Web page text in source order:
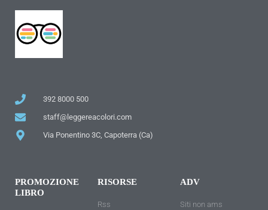
392 8000 500
staff@leggereacolori.com
Via Ponentino 3C, Capoterra (Ca)
PROMOZIONE
LIBRO
RISORSE
Rss
ADV
Siti non ams